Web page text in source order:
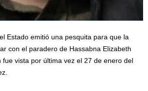
Estado emitió una pesquita para que la
con el paradero de Hassabna Elizabeth
fue vista por última vez el 27 de enero del